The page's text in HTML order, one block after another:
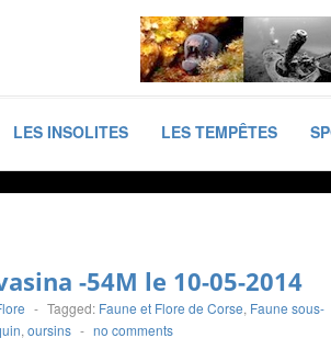
LES INSOLITES LES TEMPÊTES
-54M le 10-05-2014
- Tagged: Faune et Flore de Corse, Faune sous-
, oursins - no comments